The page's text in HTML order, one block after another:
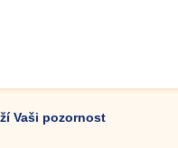
Vaši pozornost